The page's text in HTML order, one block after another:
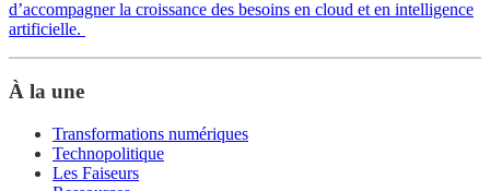
d’accompagner la croissance des besoins en cloud et en intelligence
artificielle.
À la une
Transformations numériques
Technopolitique
Les Faiseurs